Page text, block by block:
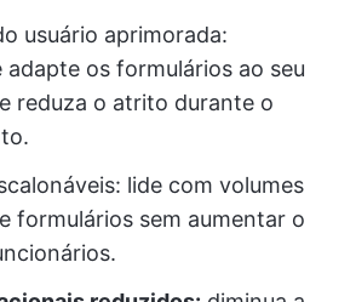
usuário aprimorada:
adapte os formulários ao seu
reduza o atrito durante o
lide com volumes
formulários sem aumentar o